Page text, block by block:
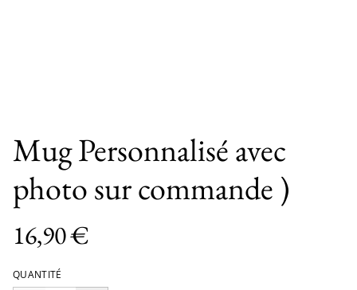
Mug Personnalisé avec
photo sur commande )
16,90 €
QUANTITÉ